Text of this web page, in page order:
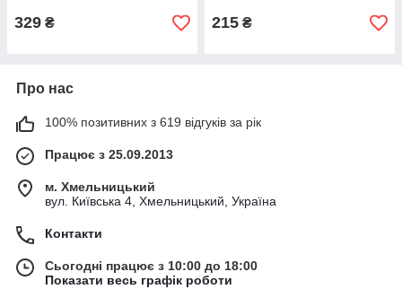
329 ₴ 215 ₴
Про нас
100% позитивних з 619 відгуків за рік
Працює з 25.09.2013
м. Хмельницький
вул. Київська 4, Хмельницький, Україна
Контакти
Сьогодні працює з 10:00 до 18:00
Показати весь графік роботи